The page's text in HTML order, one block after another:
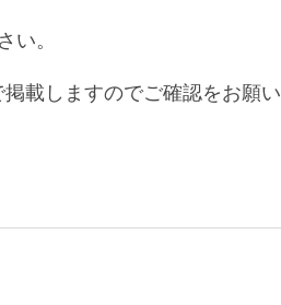
い。
載しますのでご確認をお願い